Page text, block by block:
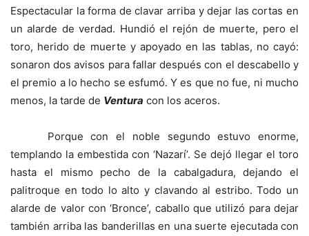
Espectacular la forma de clavar arriba y dejar las cortas en
un alarde de verdad. Hundió el rejón de muerte, pero el
toro, herido de muerte y apoyado en las tablas, no cayó:
sonaron dos avisos para fallar después con el descabello y
el premio a lo hecho se esfumó. Y es que no fue, ni mucho
menos, la tarde de Ventura con los aceros.
Porque con el noble segundo estuvo enorme,
templando la embestida con ‘Nazarí’. Se dejó llegar el toro
hasta el mismo pecho de la cabalgadura, dejando el
palitroque en todo lo alto y clavando al estribo. Todo un
alarde de valor con ‘Bronce’, caballo que utilizó para dejar
también arriba las banderillas en una suerte ejecutada con